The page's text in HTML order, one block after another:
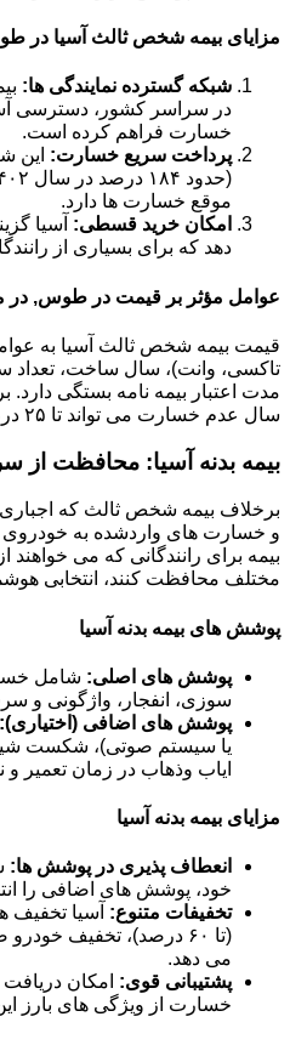
مزایای بیمه شخص ثالث آسیا
شبکه گسترده نمایندگی ها:
در سراسر کشور، دسترسی
خسارت فراهم کرده است.
پرداخت سریع خسارت: این
موقع خسارت ها دارد.
امکان خرید قسطی: آسیا
دهد که برای بسیاری از
عوامل مؤثر بر قیمت در طوس,
قیمت بیمه شخص ثالث آسیا به
تاکسی، وانت)، سال ساخت، تعداد
سال عدم خسارت می تواند تا ۲۵ درصد کاهش قیمت داشته باشد.
بیمه بدنه آسیا: محافظت از
برخلاف بیمه شخص ثالث که
و خسارت های واردشده به
بیمه برای رانندگانی که می خواهند
مختلف محافظت کنند، انتخابی
پوشش های بیمه بدنه آسیا
پوشش های اصلی: شامل
سوزی، انفجار، واژگونی و
پوشش های اضافی (اختیاری):
یا سیستم صوتی)، شکست
ایاب وذهاب در زمان تعمیر
مزایای بیمه بدنه آسیا
انعطاف پذیری در پوشش ها:
خود، پوشش های اضافی را
تخفیفات متنوع: آسیا
(تا ۶۰ درصد)، تخفیف
می دهد.
پشتیبانی قوی: امکان
خسارت از ویژگی های بارز